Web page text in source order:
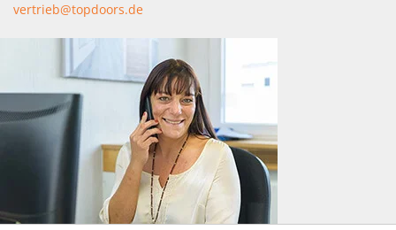
vertrieb@topdoors.de